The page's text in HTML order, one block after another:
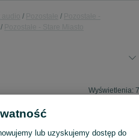
Wyświetlenia:
lub uzyskujemy dostęp do